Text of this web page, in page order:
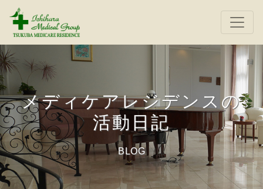
メディケアレジデンスの
活動日記
BLOG